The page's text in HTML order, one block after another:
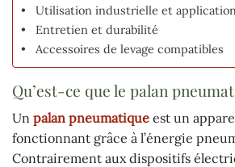
Utilisation industrielle et
Entretien et durabilité
Accessoires de levage compatibles
Qu’est-ce que le palan
Un palan pneumatique est un
fonctionnant grâce à l’énergie
Contrairement aux dispositifs